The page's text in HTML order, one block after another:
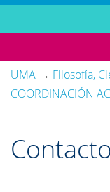
UMA → Filosofía,
COORDINACIÓN